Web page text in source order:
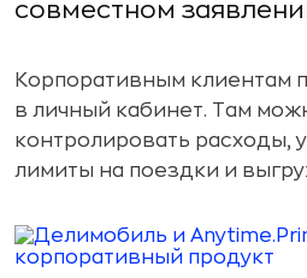
совместном
Корпоративным клиентам
в личный кабинет. Там
контролировать расходы,
лимиты на поездки и